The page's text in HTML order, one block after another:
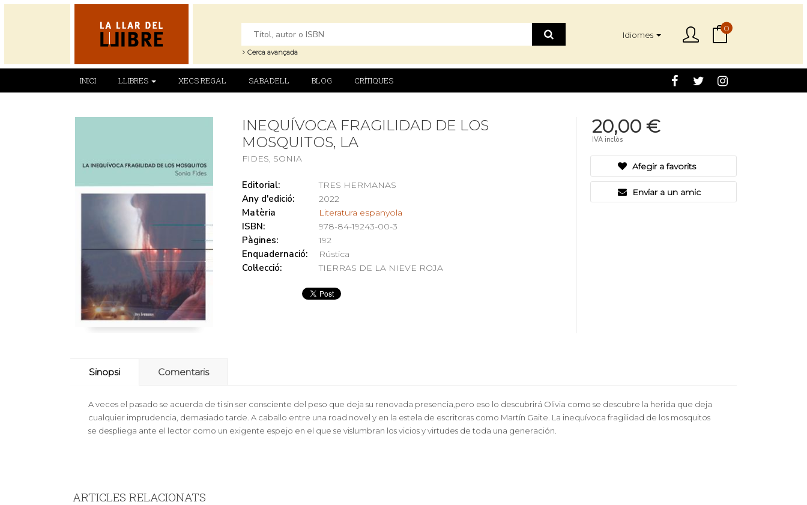
Cerca avançada
Idiomes
0
INICI LLIBRES XECS REGAL SABADELL BLOG CRÍTIQUES
INEQUÍVOCA FRAGILIDAD DE LOS
MOSQUITOS, LA
FIDES, SONIA
Editorial: TRES HERMANAS
Any d'edició: 2022
Matèria Literatura espanyola
ISBN: 978-84-19243-00-3
Pàgines: 192
Enquadernació: Rústica
Col·lecció: TIERRAS DE LA NIEVE ROJA
20,00 €
IVA inclòs
Afegir a favorits
Enviar a un amic
Sinopsi Comentaris
A veces el pasado se acuerda de ti sin ser consciente del peso que deja su renovada presencia,pero eso lo descubrirá Olivia como se descubre la herida que deja
cualquier imprudencia, demasiado tarde. A caballo entre una road novel y en la estela de escritoras como Martín Gaite. La inequívoca fragilidad de los mosquitos
se despliega ante el lector como un exigente espejo en el que se vislumbran los vicios y virtudes de toda una generación.
ARTICLES RELACIONATS